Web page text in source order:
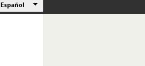
Español